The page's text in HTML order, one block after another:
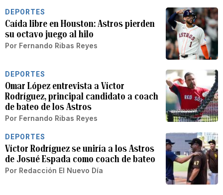
DEPORTES
Caída libre en Houston: Astros pierden
su octavo juego al hilo
Por Fernando Ribas Reyes
DEPORTES
Omar López entrevista a Víctor
Rodríguez, principal candidato a coach
de bateo de los Astros
Por Fernando Ribas Reyes
DEPORTES
Víctor Rodríguez se uniría a los Astros
de Josué Espada como coach de bateo
Por Redacción El Nuevo Día